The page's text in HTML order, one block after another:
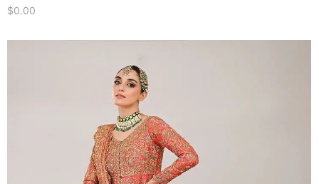
$0.00